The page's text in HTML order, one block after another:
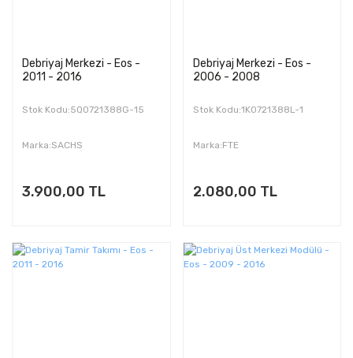
Debriyaj Merkezi - Eos -
2011 - 2016
Stok Kodu:5Q0721388G-15
Marka:SACHS
3.900,00 TL
Debriyaj Merkezi - Eos -
2006 - 2008
Stok Kodu:1K0721388L-1
Marka:FTE
2.080,00 TL